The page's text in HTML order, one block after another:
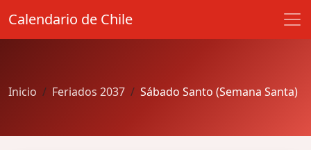
Calendario de Chile
Inicio Feriados 2037 Sábado Santo (Semana Santa)